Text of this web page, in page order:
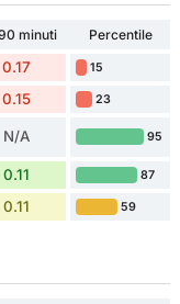
minuti
Percentile
0.17 15
0.15 23
N/A 95
0.11 87
0.11 59